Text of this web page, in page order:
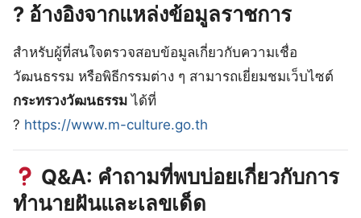
?️ อ้างอิงจากแหล่งข้อมูลราชการ
สำหรับผู้ที่สนใจตรวจสอบข้อมูลเกี่ยวกับความเชื่อ
วัฒนธรรม หรือพิธีกรรมต่าง ๆ สามารถเยี่ยมชมเว็บไซต์
กระทรวงวัฒนธรรม ได้ที่
? https://www.m-culture.go.th
Q&A: คำถามที่พบบ่อยเกี่ยวกับการ
ทำนายฝันและเลขเด็ด